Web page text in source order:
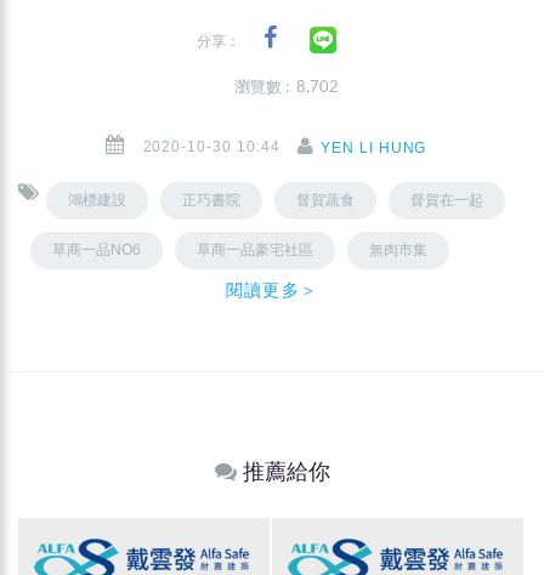
分享：
瀏覽數 : 8,702
2020-10-30 10:44 YEN LI HUNG
鴻標建設 正巧書院 督賀蔬食 督賀在一起
草商一品NO6 草商一品豪宅社區 無肉市集
閱讀更多＞
推薦給你